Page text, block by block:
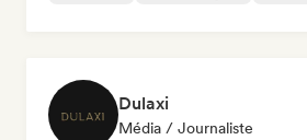
Dulaxi
Média / Journaliste